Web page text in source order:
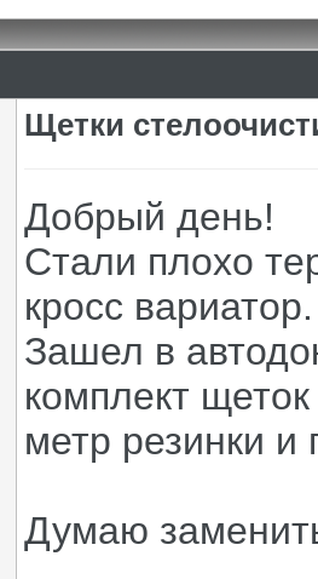
Щетки
Добрый день!
Стали плохо
кросс вариатор.
Зашел в
комплект
метр резинки и
Думаю